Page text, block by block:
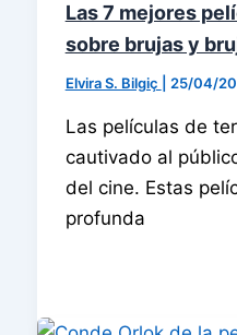
Las 7 mejores
sobre brujas y
Elvira S. Bilgiç 25/04/
Las películas de
cautivado al
del cine. Estas
profunda